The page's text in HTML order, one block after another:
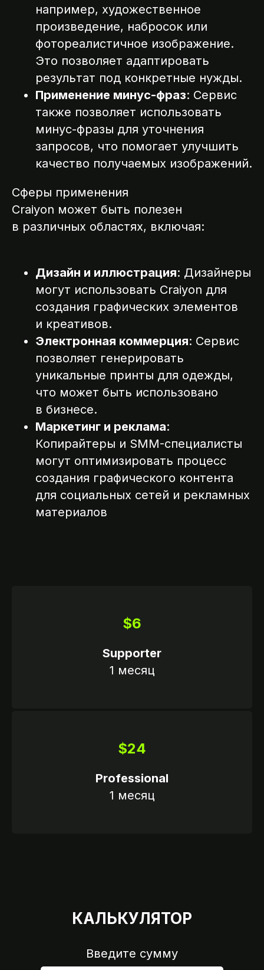
например, художественное
произведение, набросок или
фотореалистичное изображение.
Это позволяет адаптировать
результат под конкретные нужды.
Применение минус-фраз: Сервис
также позволяет использовать
минус-фразы для уточнения
запросов, что помогает улучшить
качество получаемых изображений.
Сферы применения
Craiyon может быть полезен
в различных областях, включая:
Дизайн и иллюстрация: Дизайнеры
могут использовать Craiyon для
создания графических элементов
и креативов.
Электронная коммерция: Сервис
позволяет генерировать
уникальные принты для одежды,
что может быть использовано
в бизнесе.
Маркетинг и реклама:
Копирайтеры и SMM-специалисты
могут оптимизировать процесс
создания графического контента
для социальных сетей и рекламных
материалов
$6
Supporter
1 месяц
$24
Professional
1 месяц
Введите сумму
КАЛЬКУЛЯТОР